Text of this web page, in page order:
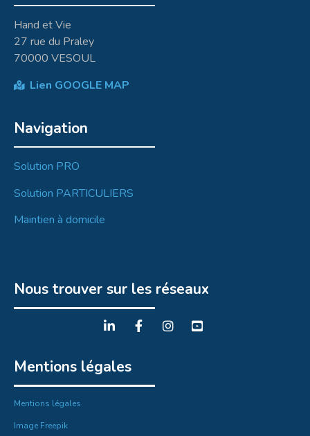
Hand et Vie
27 rue du Praley
70000 VESOUL
Lien GOOGLE MAP
Navigation
Solution PRO
Solution PARTICULIERS
Maintien à domicile
Nous trouver sur les réseaux
Mentions légales
Mentions légales
Image Freepik